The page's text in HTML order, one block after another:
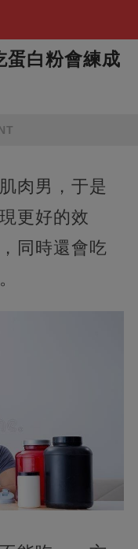
蛋白粉會練成
肉男，于是
更好的效
同時還會吃